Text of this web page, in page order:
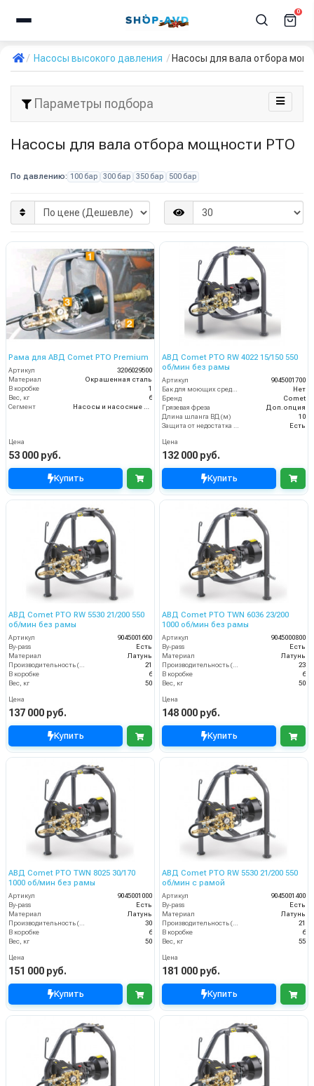
0
Насосы высокого давления Насосы для вала отбора
Параметры подбора
Насосы для вала отбора мощности PTO
По давлению: 100 бар 300 бар 350 бар 500 бар
Рама для АВД Comet PTO Premium
Артикул
3206029500
Материал
Окрашенная сталь
В коробке
1
Вес, кг
6
Сегмент
Цена
53 000 руб.
Купить
АВД Comet PTO RW 4022 15/150 550
об/мин без рамы
Артикул
9045001700
Нет
Бренд
Comet
Грязевая фреза
Доп.опция
Длина шланга ВД (м)
10
Есть
Цена
132 000 руб.
Купить
АВД Comet PTO RW 5530 21/200 550
об/мин без рамы
Артикул
9045001600
By-pass
Есть
Материал
Латунь
Производительность (л/мин)
21
В коробке
6
Вес, кг
50
Цена
137 000 руб.
Купить
АВД Comet PTO TWN 6036 23/200
1000 об/мин без рамы
Артикул
9045000800
By-pass
Есть
Материал
Латунь
Производительность (л/мин)
23
В коробке
6
Вес, кг
50
Цена
148 000 руб.
Купить
АВД Comet PTO TWN 8025 30/170
1000 об/мин без рамы
Артикул
9045001000
By-pass
Есть
Материал
Латунь
Производительность (л/мин)
30
В коробке
6
Вес, кг
50
Цена
151 000 руб.
Купить
АВД Comet PTO RW 5530 21/200 550
об/мин с рамой
Артикул
9045001400
By-pass
Есть
Материал
Латунь
Производительность (л/мин)
21
В коробке
6
Вес, кг
55
Цена
181 000 руб.
Купить